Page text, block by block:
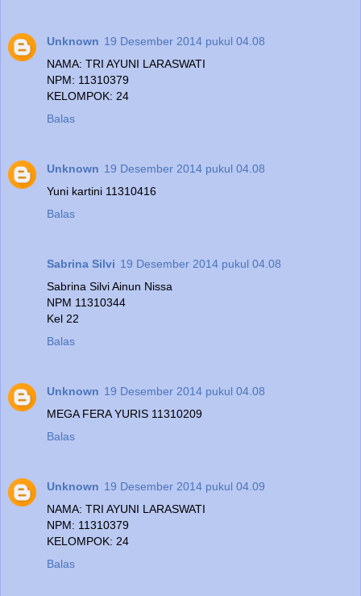
Unknown 19 Desember 2014 pukul 04.08
NAMA: TRI AYUNI LARASWATI
NPM: 11310379
KELOMPOK: 24
Balas
Unknown 19 Desember 2014 pukul 04.08
Yuni kartini 11310416
Balas
Sabrina Silvi 19 Desember 2014 pukul 04.08
Sabrina Silvi Ainun Nissa
NPM 11310344
Kel 22
Balas
Unknown 19 Desember 2014 pukul 04.08
MEGA FERA YURIS 11310209
Balas
Unknown 19 Desember 2014 pukul 04.09
NAMA: TRI AYUNI LARASWATI
NPM: 11310379
KELOMPOK: 24
Balas